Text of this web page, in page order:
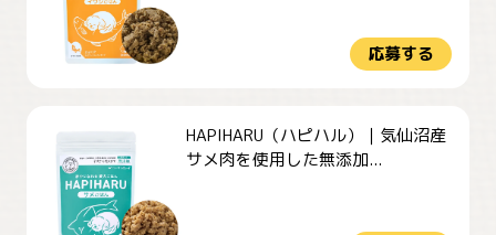
応募する
HAPIHARU（ハピハル）｜気仙沼産
サメ肉を使用した無添加...